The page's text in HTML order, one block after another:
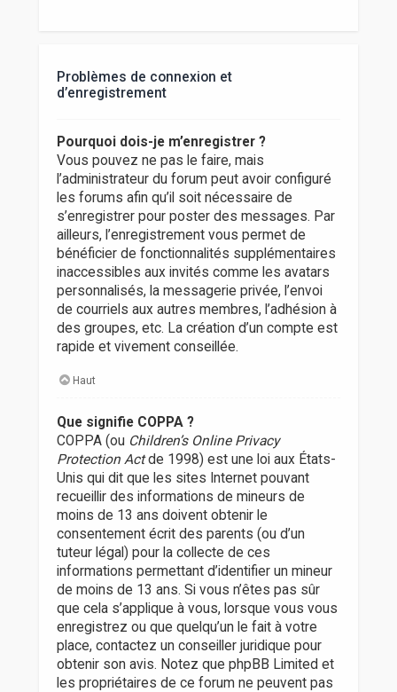
Problèmes de connexion et
d’enregistrement
Pourquoi dois-je m’enregistrer ?
Vous pouvez ne pas le faire, mais
l’administrateur du forum peut avoir configuré
les forums afin qu’il soit nécessaire de
s’enregistrer pour poster des messages. Par
ailleurs, l’enregistrement vous permet de
bénéficier de fonctionnalités supplémentaires
inaccessibles aux invités comme les avatars
personnalisés, la messagerie privée, l’envoi
de courriels aux autres membres, l’adhésion à
des groupes, etc. La création d’un compte est
rapide et vivement conseillée.
Haut
Que signifie COPPA ?
COPPA (ou Children’s Online Privacy
Protection Actde 1998) est une loi aux États-
Unis qui dit que les sites Internet pouvant
recueillir des informations de mineurs de
moins de 13 ans doivent obtenir le
consentement écrit des parents (ou d’un
tuteur légal) pour la collecte de ces
informations permettant d’identifier un mineur
de moins de 13 ans. Si vous n’êtes pas sûr
que cela s’applique à vous, lorsque vous vous
enregistrez ou que quelqu’un le fait à votre
place, contactez un conseiller juridique pour
obtenir son avis. Notez que phpBB Limited et
les propriétaires de ce forum ne peuvent pas